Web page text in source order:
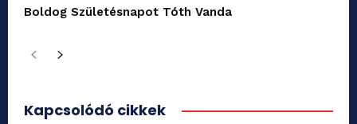
Boldog Születésnapot Tóth Vanda
Kapcsolódó cikkek